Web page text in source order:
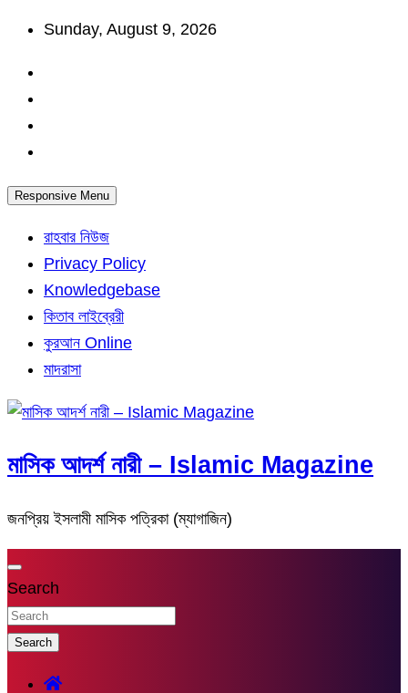
Skip
content
Sunday, August 9, 2026
Responsive Menu
রাহবার নিউজ
Privacy Policy
Knowledgebase
কিতাব লাইব্রেরী
কুরআন Online
মাদরাসা
মাসিক আদর্শ নারী – Islamic Magazine
জনপ্রিয় ইসলামী মাসিক পত্রিকা (ম্যাগাজিন)
Search
Search